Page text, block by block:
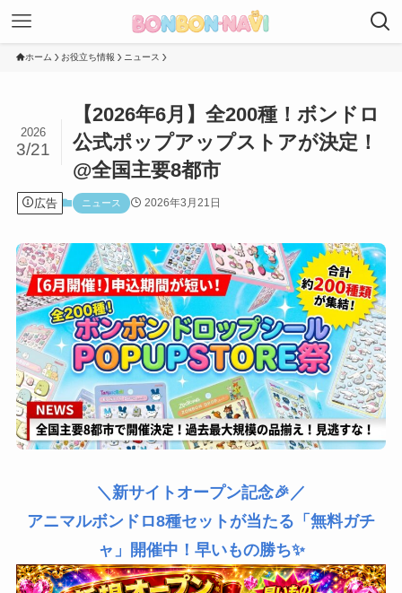
ホーム お役立ち情報 ニュース
【2026年6月】全200種！ボンドロ
公式ポップアップストアが決定！
@全国主要8都市
2026
3/21
広告 ニュース 2026年3月21日
＼新サイトオープン記念🎉／
アニマルボンドロ8種セットが当たる「無料ガチ
ャ」開催中！早いもの勝ち✨